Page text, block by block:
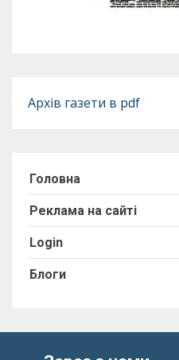
Архів газети в pdf
Головна
Реклама на сайті
Login
Блоги